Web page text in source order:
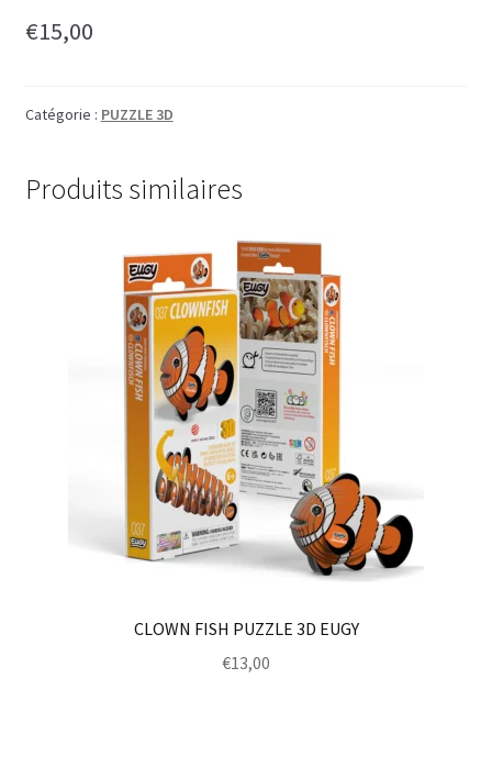
€15,00
Catégorie : PUZZLE 3D
Produits similaires
CLOWN FISH PUZZLE 3D EUGY
€13,00